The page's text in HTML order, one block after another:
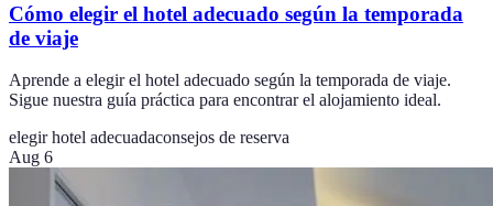
Cómo elegir el hotel adecuado según la temporada
de viaje
Aprende a elegir el hotel adecuado según la temporada de viaje.
Sigue nuestra guía práctica para encontrar el alojamiento ideal.
elegir hotel adecuadaconsejos de reserva
Aug 6